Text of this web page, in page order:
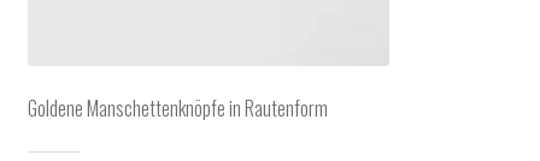
Goldene Manschettenknöpfe in Rautenform